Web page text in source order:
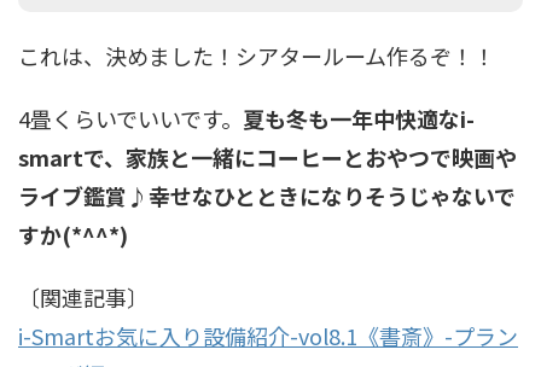
これは、決めました！シアタールーム作るぞ！！
4畳くらいでいいです。 夏も冬も一年中快適なi-
smartで、家族と一緒にコーヒーとおやつで映画や
ライブ鑑賞♪幸せなひとときになりそうじゃないで
すか(*^^*)
〔関連記事〕
i-Smartお気に入り設備紹介-vol8.1《書斎》-プラン